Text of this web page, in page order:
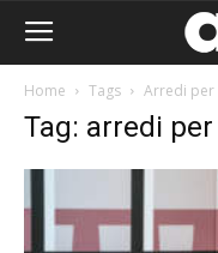
Home Tags Arredi per
Tag: arredi